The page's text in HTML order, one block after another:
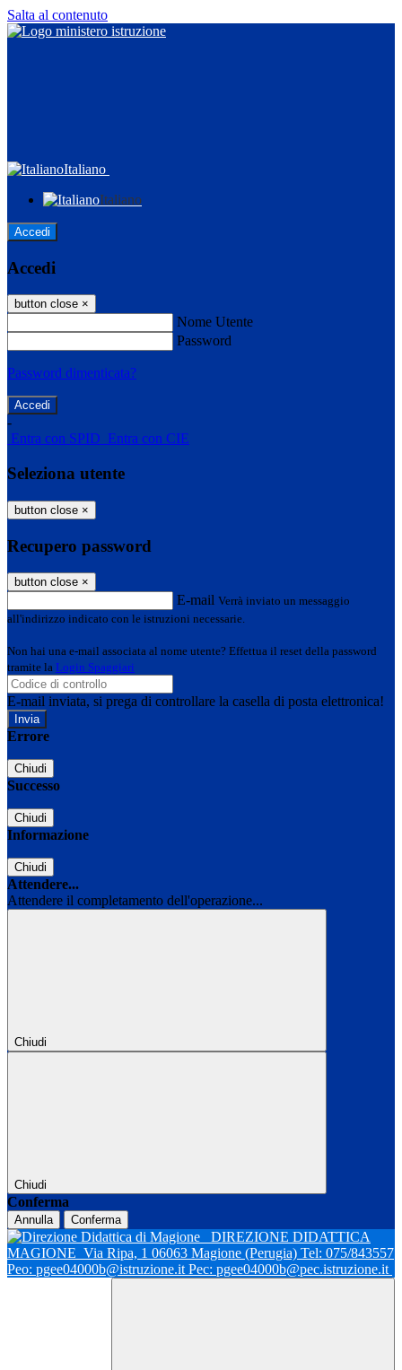
Salta al contenuto
Italiano
Italiano
Accedi
Accedi
button close ×
Nome Utente
Password
Password dimenticata?
-
Entra con SPID Entra con CIE
Seleziona utente
button close ×
Recupero password
button close ×
E-mail Verrà inviato un messaggio
all'indirizzo indicato con le istruzioni necessarie.
Non hai una e-mail associata al nome utente? Effettua il reset della password
tramite la Login Spaggiari
E-mail inviata, si prega di controllare la casella di posta elettronica!
Errore
Chiudi
Successo
Chiudi
Informazione
Chiudi
Attendere...
Attendere il completamento dell'operazione...
Chiudi
Chiudi
Conferma
Annulla Conferma
DIREZIONE DIDATTICA
MAGIONE Via Ripa, 1 06063 Magione (Perugia) Tel: 075/843557
Peo: pgee04000b@istruzione.it Pec: pgee04000b@pec.istruzione.it